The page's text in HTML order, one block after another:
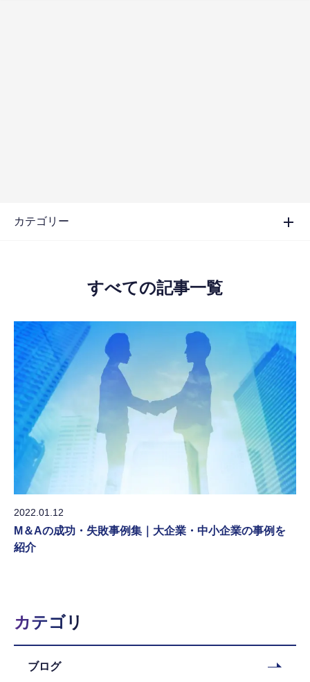
カテゴリー
すべての記事一覧
2022.01.12
M＆Aの成功・失敗事例集｜大企業・中小企業の事例を
紹介
カテゴリ
ブログ